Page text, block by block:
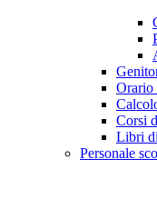
Orario
Corsi
Libri
Personale